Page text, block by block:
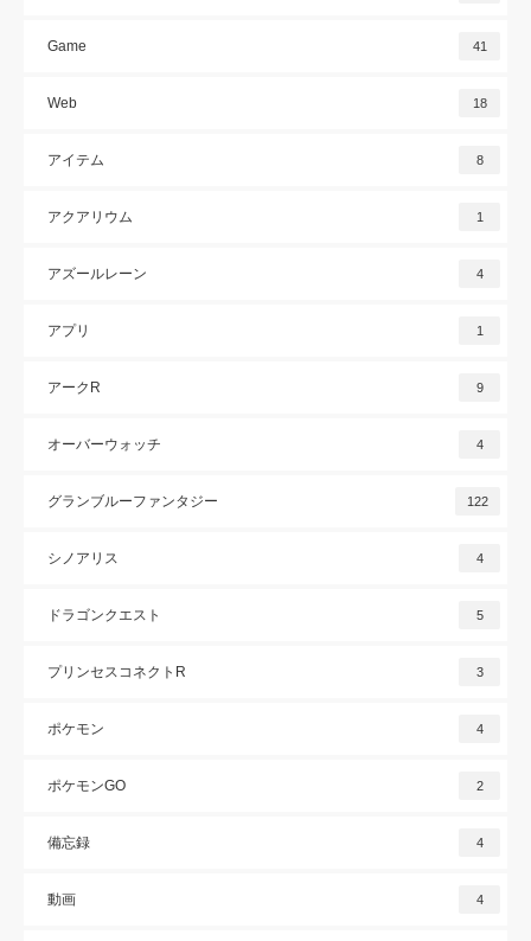
Game 41
Web 18
アイテム 8
アクアリウム 1
アズールレーン 4
アプリ 1
アークR 9
オーバーウォッチ 4
グランブルーファンタジー 122
シノアリス 4
ドラゴンクエスト 5
プリンセスコネクトR 3
ポケモン 4
ポケモンGO 2
備忘録 4
動画 4